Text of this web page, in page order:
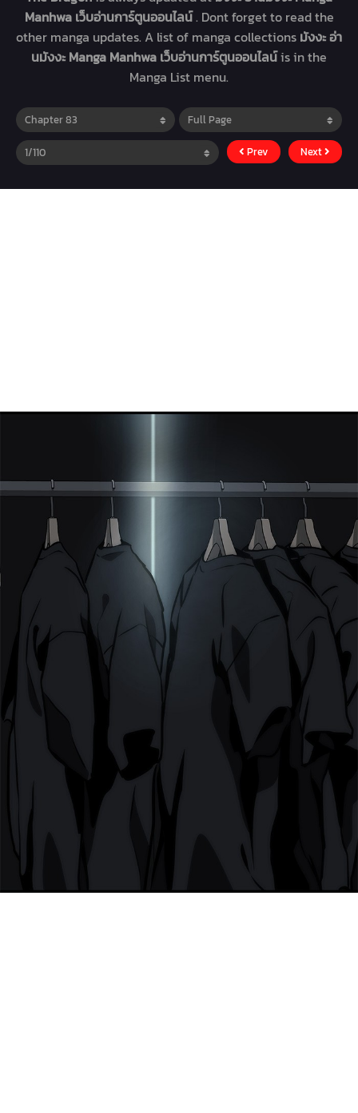
Manhwa เว็บอ่านการ์ตูนออนไลน์. Dont forget to read the
other manga updates. A list of manga collections มังงะ อ่า
นมังงะ Manga Manhwa เว็บอ่านการ์ตูนออนไลน์is in the
Manga List menu.
Prev Next